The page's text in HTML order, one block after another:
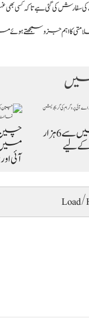
کی گئی ہے تاکہ کسی
کا اہم جزو سمجھتے ہوئے
چین
آئی
82 ہزار درخواستوں میں سے 6 ہزار
لیے
Load/